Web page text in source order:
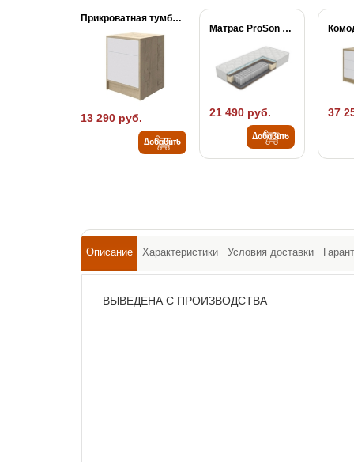
Прикроватная тумба Odda
13 290 руб.
Добавить
Матрас ProSon Active...
21 490 руб.
Добавить
37
Описание Характеристики Условия доставки
ВЫВЕДЕНА С ПРОИЗВОДСТВА